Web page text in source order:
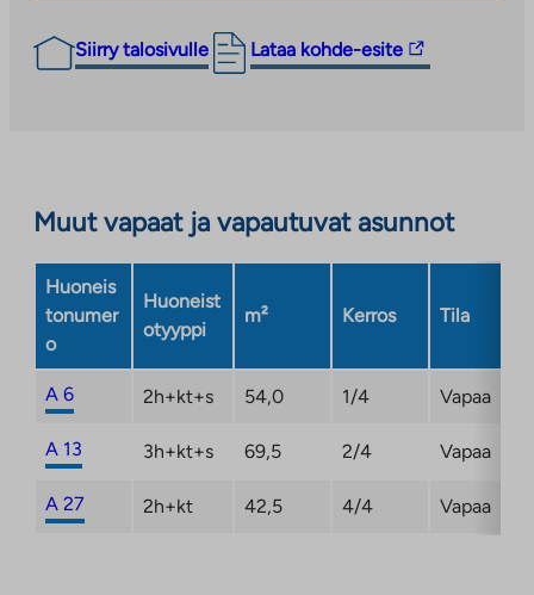
Siirry talosivulle Lataa kohde-esite
Linkki
vie
uuteen
Muut vapaat ja vapautuvat asunnot
Huoneis
tonumer
o
Huoneist
otyyppi
m² Kerros Tila
A 6 2h+kt+s 54,0 1/4 Vapaa
A 13 3h+kt+s 69,5 2/4 Vapaa
A 27 2h+kt 42,5 4/4 Vapaa